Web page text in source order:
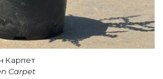
Карпет
Carpet